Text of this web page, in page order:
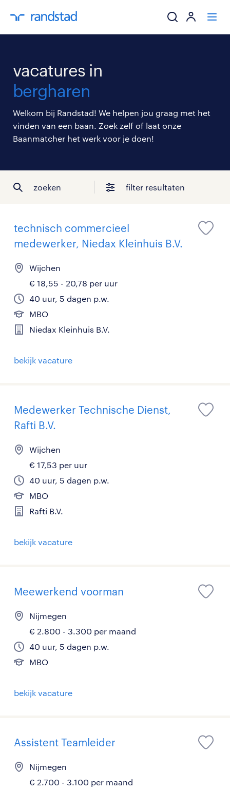
mijn carrière
over randstad
vacatures in
bergharen
Welkom bij Randstad! We helpen jou graag met het
vinden van een baan. Zoek zelf of laat onze
Baanmatcher het werk voor je doen!
zoeken filter resultaten
technisch commercieel
medewerker, Niedax Kleinhuis B.V.
Wijchen
€ 18,55 - 20,78 per uur
40 uur, 5 dagen p.w.
MBO
Niedax Kleinhuis B.V.
bekijk vacature
Medewerker Technische Dienst,
Rafti B.V.
Wijchen
€ 17,53 per uur
40 uur, 5 dagen p.w.
MBO
Rafti B.V.
bekijk vacature
Meewerkend voorman
Nijmegen
€ 2.800 - 3.300 per maand
40 uur, 5 dagen p.w.
MBO
bekijk vacature
Assistent Teamleider
Nijmegen
€ 2.700 - 3.100 per maand